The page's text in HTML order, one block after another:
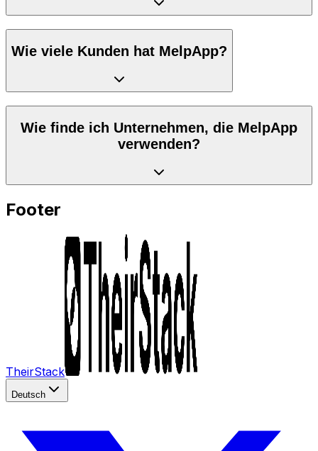
Wie viele Kunden hat MelpApp?
Wie finde ich Unternehmen, die MelpApp
verwenden?
Footer
TheirStack
Deutsch